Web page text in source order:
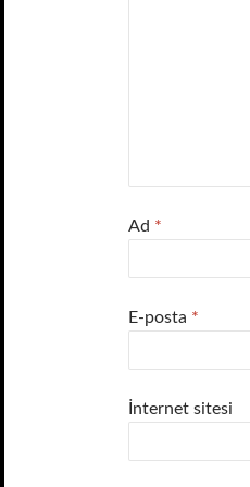
Ad *
E-posta *
İnternet sitesi